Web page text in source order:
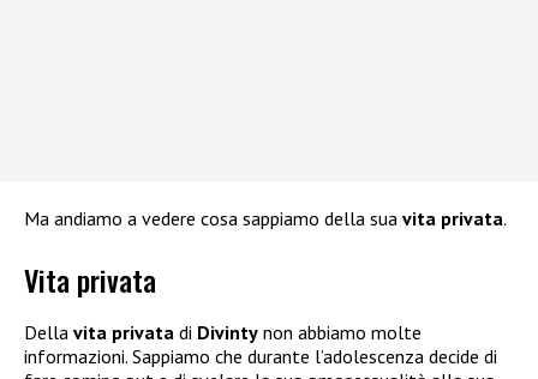
Ma andiamo a vedere cosa sappiamo della sua vita privata.
Vita privata
Della vita privata di Divinty non abbiamo molte
informazioni. Sappiamo che durante l’adolescenza decide di